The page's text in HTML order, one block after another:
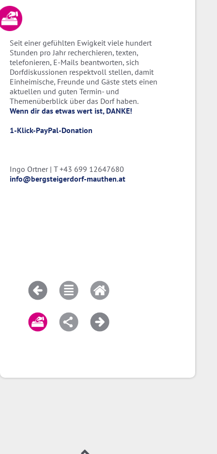
Seit einer gefühlten Ewigkeit viele hundert
Stunden pro Jahr recherchieren, texten,
telefonieren, E-Mails beantworten, sich
Dorfdiskussionen respektvoll stellen, damit
Einheimische, Freunde und Gäste stets einen
aktuellen und guten Termin- und
Themenüberblick über das Dorf haben.
Wenn dir das etwas wert ist, DANKE!
1-Klick-PayPal-Donation
Ingo Ortner | T +43 699 12647680
info@bergsteigerdorf-mauthen.at